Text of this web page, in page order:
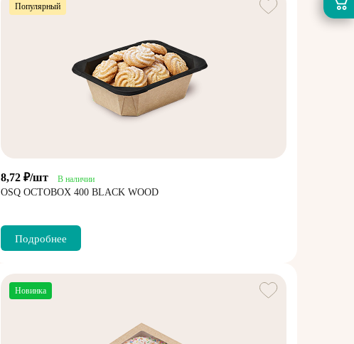
Популярный
8,72 ₽/шт В наличии
OSQ OCTOBOX 400 BLACK WOOD
Подробнее
Новинка